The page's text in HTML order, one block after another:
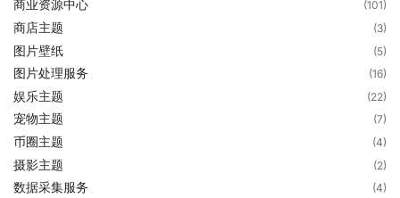
商业资源中心 (101)
商店主题 (3)
图片壁纸 (5)
图片处理服务 (16)
娱乐主题 (22)
宠物主题 (7)
币圈主题 (4)
摄影主题 (2)
数据采集服务 (4)